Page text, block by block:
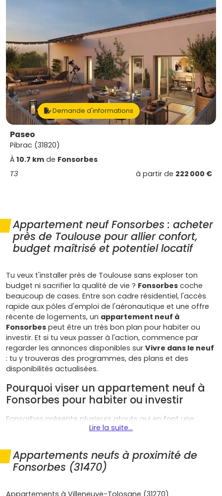
Demande d'informations
Paseo
Pibrac (31820)
À 10.7 km de Fonsorbes
T3
à partir de 222 000 €
Appartement neuf Fonsorbes : acheter
près de Toulouse pour allier confort,
budget maîtrisé et potentiel locatif
Tu veux t'installer près de Toulouse sans exploser ton
budget ni sacrifier la qualité de vie ? Fonsorbes coche
beaucoup de cases. Entre son cadre résidentiel, l'accès
rapide aux pôles d'emploi de l'aéronautique et une offre
récente de logements, un appartement neuf à
Fonsorbes peut être un très bon plan pour habiter ou
investir. Et si tu veux passer à l'action, commence par
regarder les annonces disponibles sur Vivre dans le neuf
: tu y trouveras des programmes, des plans et des
disponibilités actualisées.
Pourquoi viser un appartement neuf à
Fonsorbes pour habiter ou investir
Fonsorbes présente plusieurs atouts qui en font une
commune attractive pour l'achat d'un bien immobilier
Accès à la métropole toulousaine: Fonsorbes est
connectée aux bassins d'emploi de
Colomiers) et l'A64
(via Muret). Idéal si tu bosses
Lire la suite...
Appartements neufs à proximité de
Fonsorbes (31470)
Appartements à Villeneuve-Tolosane (31270)